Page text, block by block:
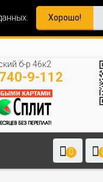
Хорошо!
б-р 46к2
9-112
0